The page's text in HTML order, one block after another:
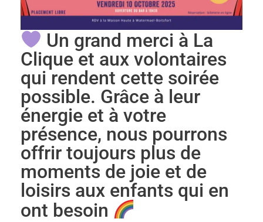
Un grand merci à La
Clique et aux volontaires
qui rendent cette soirée
possible. Grâce à leur
énergie et à votre
présence, nous pourrons
offrir toujours plus de
moments de joie et de
loisirs aux enfants qui en
ont besoin